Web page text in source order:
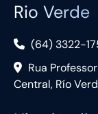
Rio Verde
(64) 3322-
Rua
Central, Río